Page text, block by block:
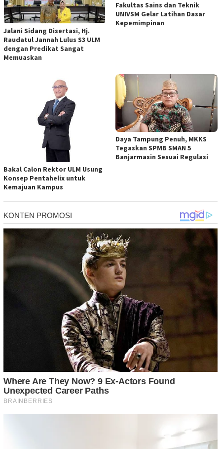
Jalani Sidang Disertasi, Hj.
Raudatul Jannah Lulus S3 ULM
dengan Predikat Sangat
Memuaskan
Fakultas Sains dan Teknik
UNIVSM Gelar Latihan Dasar
Kepemimpinan
Bakal Calon Rektor ULM Usung
Konsep Pentahelix untuk
Kemajuan Kampus
Daya Tampung Penuh, MKKS
Tegaskan SPMB SMAN 5
Banjarmasin Sesuai Regulasi